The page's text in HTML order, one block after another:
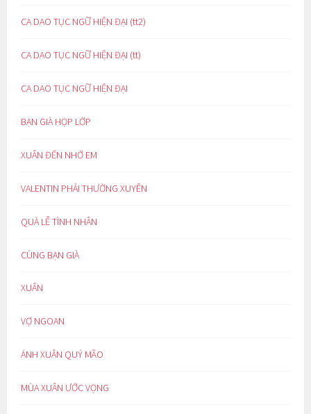
CA DAO TỤC NGỮ HIỆN ĐẠI (tt2)
CA DAO TỤC NGỮ HIỆN ĐẠI (tt)
CA DAO TỤC NGỮ HIỆN ĐẠI
BẠN GIÀ HỌP LỚP
XUÂN ĐẾN NHỚ EM
VALENTIN PHẢI THƯỜNG XUYÊN
QUÀ LỄ TÌNH NHÂN
CÙNG BẠN GIÀ
XUÂN
VỢ NGOAN
ÁNH XUÂN QUÝ MÃO
MÙA XUÂN ƯỚC VỌNG